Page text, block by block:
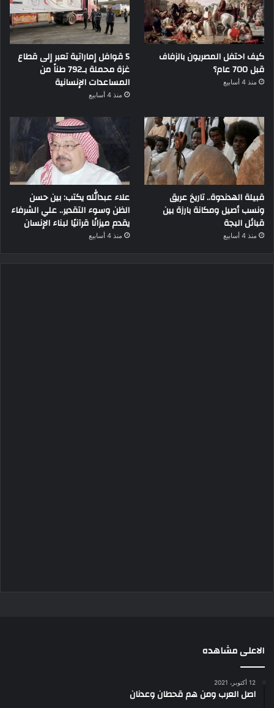
كيف احتفل المصريون بالزفاف
قبل 700 عام؟
منذ 4 أسابيع
5 قوافل إماراتية تعبر إلى قطاع
غزة محملة بـ792 طناً من
المساعدات الإنسانية
منذ 4 أسابيع
قبيلة الهدندوة.. تاريخ عريق
ونسب أصيل ومكانة بارزة بين
قبائل البجة
منذ 4 أسابيع
علاء عبدالله يكتب: بين حسن
الظن وسوء التقدير.. علي الشرفاء
يقدم ميزانًا قرآنيًا لبناء الإنسان
منذ 4 أسابيع
الاعلى مشاهده
12 أكتوبر، 2021
اصل العرب ومن هم قحطان وعدنان